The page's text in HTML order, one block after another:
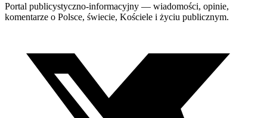
Portal publicystyczno-informacyjny — wiadomości, opinie,
komentarze o Polsce, świecie, Kościele i życiu publicznym.